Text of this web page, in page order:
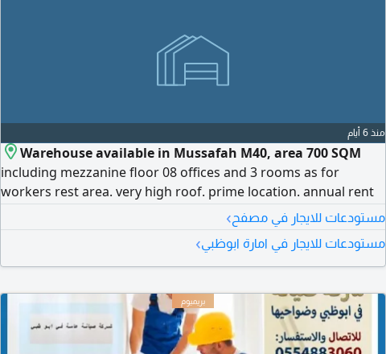
منذ 6 أيام
Warehouse available in Mussafah M40, area 700 SQM
including mezzanine floor 08 offices and 3 rooms as for
workers rest area. very high roof. prime location. annual rent
AED270000 negotiable as per payment planمستودعات للايجار في مصفح›
مستودعات للايجار في امارة ابوظبي›